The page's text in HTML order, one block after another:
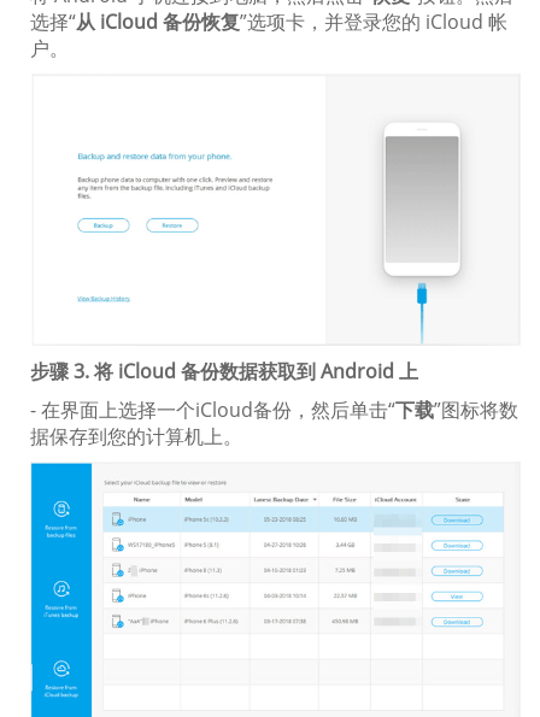
选择“从 iCloud 备份恢复”选项卡，并登录您的 iCloud 帐
户。
步骤 3. 将 iCloud 备份数据获取到 Android 上
- 在界面上选择一个iCloud备份，然后单击“下载”图标将数
据保存到您的计算机上。